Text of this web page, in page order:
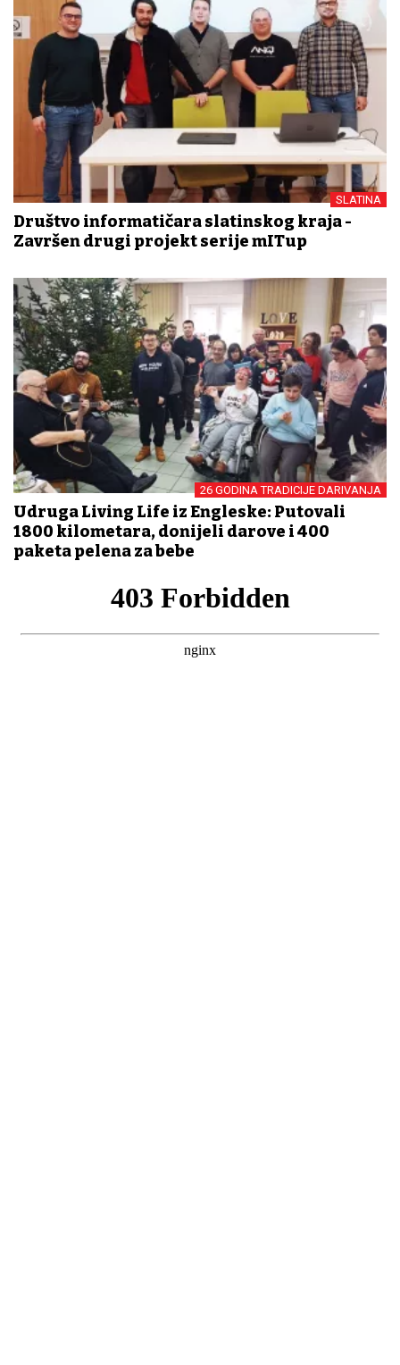
SLATINA
Društvo informatičara slatinskog kraja -
Završen drugi projekt serije mITup
26 GODINA TRADICIJE DARIVANJA
Udruga Living Life iz Engleske: Putovali
1800 kilometara, donijeli darove i 400
paketa pelena za bebe